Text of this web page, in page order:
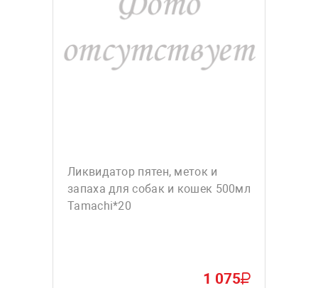
Ликвидатор пятен, меток и
запаха для собак и кошек 500мл
Tamachi*20
1 075